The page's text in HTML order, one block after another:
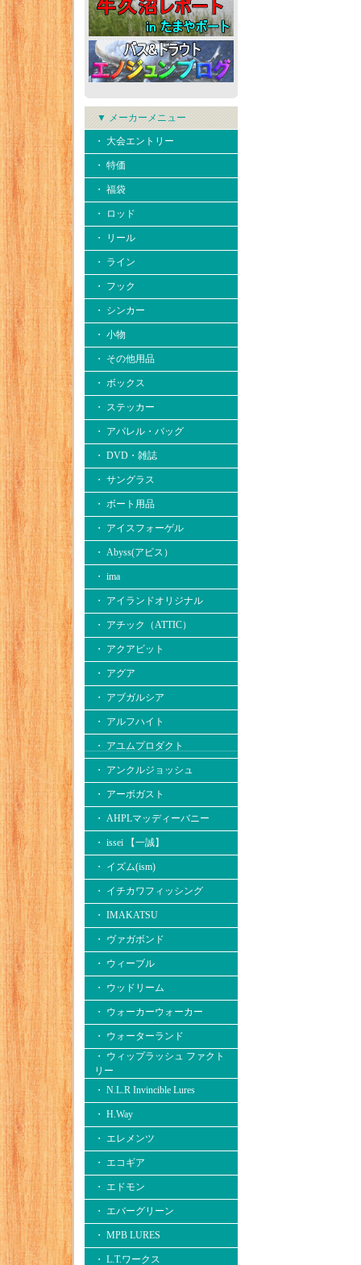
▼ メーカーメニュー
・ 大会エントリー
・ 特価
・ 福袋
・ ロッド
・ リール
・ ライン
・ フック
・ シンカー
・ 小物
・ その他用品
・ ボックス
・ ステッカー
・ アパレル・バッグ
・ DVD・雑誌
・ サングラス
・ ボート用品
・ アイスフォーゲル
・ Abyss(アビス）
・ ima
・ アイランドオリジナル
・ アチック（ATTIC）
・ アクアビット
・ アグア
・ アブガルシア
・ アルフハイト
・ アユムプロダクト
・ アンクルジョッシュ
・ アーボガスト
・ AHPLマッディーバニー
・ issei 【一誠】
・ イズム(ism)
・ イチカワフィッシング
・ IMAKATSU
・ ヴァガボンド
・ ウィーブル
・ ウッドリーム
・ ウォーカーウォーカー
・ ウォーターランド
・ ウィップラッシュ ファクト
リー
・ N.L.R Invincible Lures
・ H.Way
・ エレメンツ
・ エコギア
・ エドモン
・ エバーグリーン
・ MPB LURES
・ L.T.ワークス